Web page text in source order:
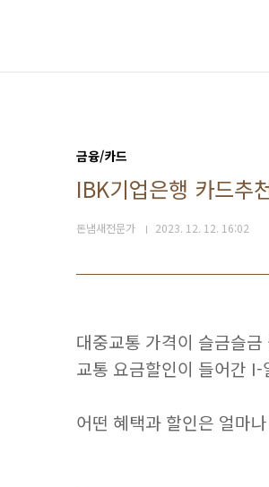
금융/카드
IBK기업은행 카드추
돈냄새전문가 2023. 12. 12. 16:02
대중교통 가격이 슬금슬
교통 요금할인이 들어간
어떤 혜택과 할인은 얼마